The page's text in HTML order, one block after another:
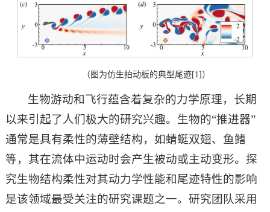
（图为仿生拍动板的典型尾迹[1]）
生物游动和飞行蕴含着复杂的力学原理，长期
以来引起了人们极大的研究兴趣。生物的“推进器”
通常是具有柔性的薄壁结构，如蜻蜓双翅、鱼鳍
等，其在流体中运动时会产生被动或主动变形。探
究生物结构柔性对其动力学性能和尾迹特性的影响
是该领域最受关注的研究课题之一。研究团队采用